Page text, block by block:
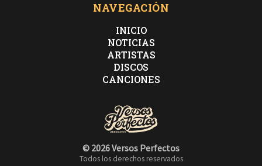
NAVEGACIÓN
INICIO
NOTICIAS
ARTISTAS
DISCOS
CANCIONES
© 2026 Versos Perfectos
Todos los derechos reservados